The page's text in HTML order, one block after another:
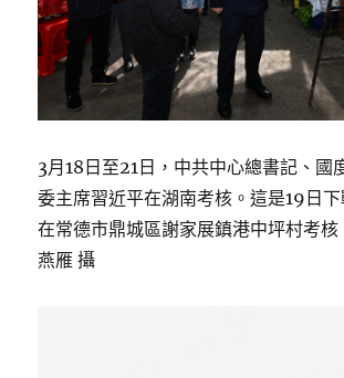
3月18日至21日，中共中心總書記、國
委主席習近平在湖南考核。這是19日
在常德市鼎城區謝家展鎮港中坪村考
燕雁 攝